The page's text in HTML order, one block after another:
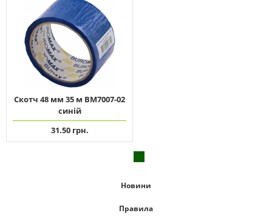
Скотч 48 мм 35 м ВМ7007-02
синій
31.50 грн.
Новини
Правила